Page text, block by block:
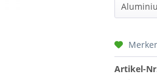
Artikel-